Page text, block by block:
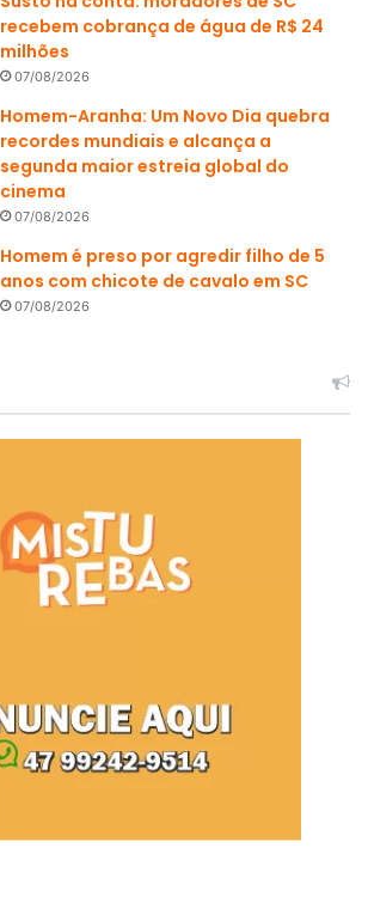
recebem cobrança de água de R$ 24
milhões
07/08/2026
Homem-Aranha: Um Novo Dia quebra
recordes mundiais e alcança a
segunda maior estreia global do
cinema
07/08/2026
Homem é preso por agredir filho de 5
anos com chicote de cavalo em SC
07/08/2026